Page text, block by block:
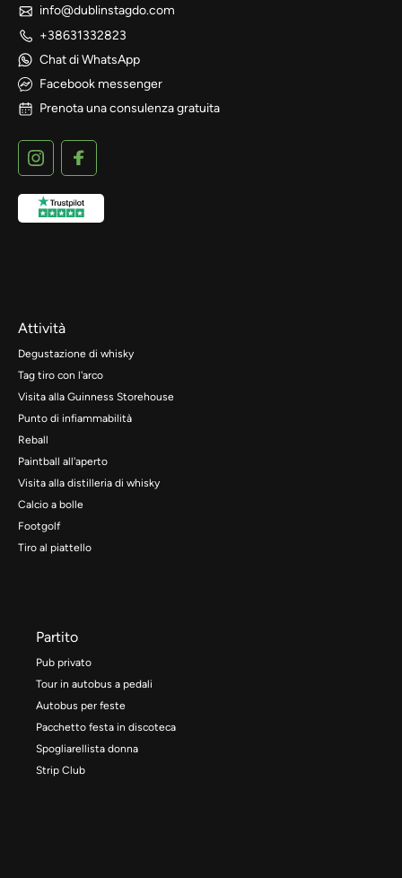
info@dublinstagdo.com
+38631332823
Chat di WhatsApp
Facebook messenger
Prenota una consulenza gratuita
Attività
Degustazione di whisky
Tag tiro con l'arco
Visita alla Guinness Storehouse
Punto di infiammabilità
Reball
Paintball all'aperto
Visita alla distilleria di whisky
Calcio a bolle
Footgolf
Tiro al piattello
Partito
Pub privato
Tour in autobus a pedali
Autobus per feste
Pacchetto festa in discoteca
Spogliarellista donna
Strip Club